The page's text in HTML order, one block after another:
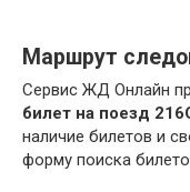
Маршрут
Сервис ЖД Онлайн
билет на поезд
наличие билетов и
форму поиска